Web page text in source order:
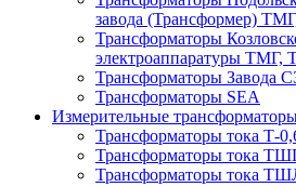
завода (Трансформер)
Трансформаторы
электроаппаратуры ТМГ,
Трансформаторы Завода
Трансформаторы SEA
Измерительные
Трансформаторы тока Т-
Трансформаторы тока
Трансформаторы тока